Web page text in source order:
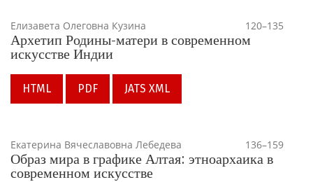
Елизавета Олеговна Кузина 120–135
Архетип Родины-матери в современном
искусстве Индии
HTML PDF JATS XML
Екатерина Вячеславовна Лебедева 136–159
Образ мира в графике Алтая: этноархаика в
современном искусстве